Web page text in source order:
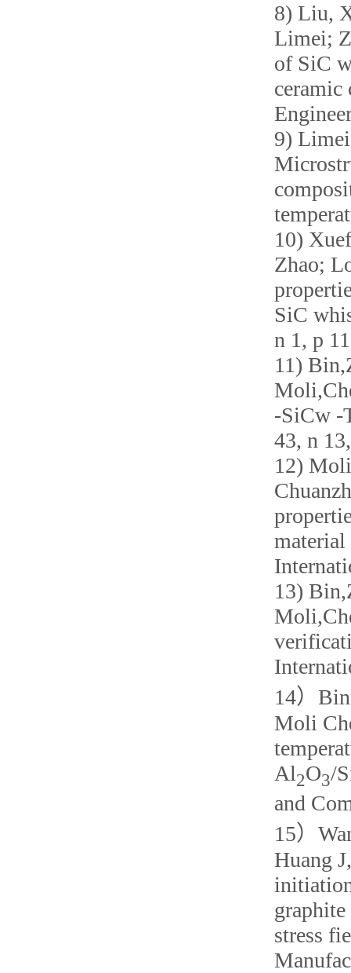
8) Liu,
Limei;
of SiC
ceramic
9)
10)
Zhao;
SiC
n 1, p
11)
-SiCw -
43, n
12)
material
13)
14）
Moli
Al2O3/
and
15）
Huang
stress